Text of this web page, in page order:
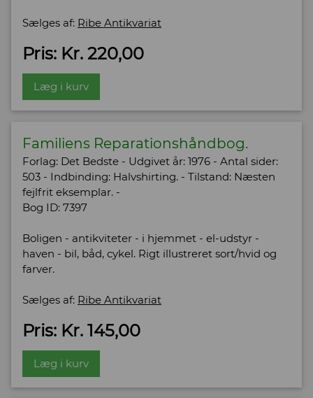
Sælges af: Ribe Antikvariat
Pris: Kr. 220,00
Læg i kurv
Familiens Reparationshåndbog.
Forlag: Det Bedste - Udgivet år: 1976 - Antal sider:
503 - Indbinding: Halvshirting. - Tilstand: Næsten
fejlfrit eksemplar. -
Bog ID: 7397
Boligen - antikviteter - i hjemmet - el-udstyr -
haven - bil, båd, cykel. Rigt illustreret sort/hvid og
farver.
Sælges af: Ribe Antikvariat
Pris: Kr. 145,00
Læg i kurv